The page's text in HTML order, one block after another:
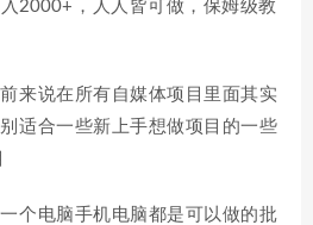
来说在所有自媒体项目里面其实
适合一些新上手想做项目的一些
个电脑手机电脑都是可以做的批